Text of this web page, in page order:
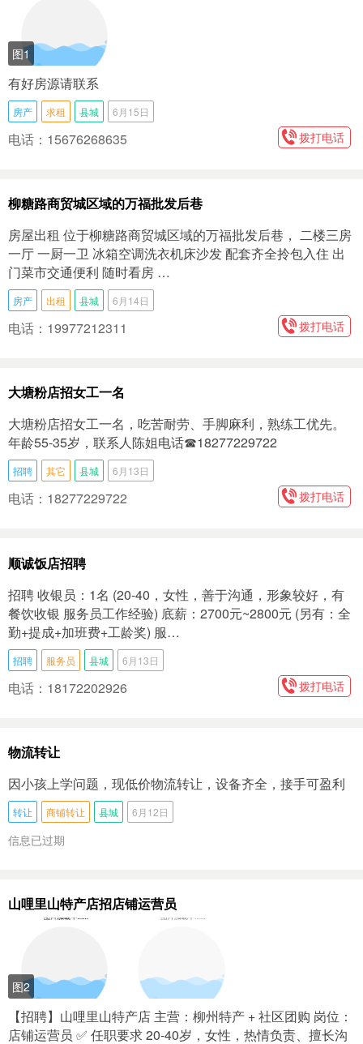
图1
有好房源请联系
房产 求租 县城 6月15日
电话：15676268635 拨打电话
柳糖路商贸城区域的万福批发后巷
房屋出租 位于柳糖路商贸城区域的万福批发后巷， 二楼三房
一厅 一厨一卫 冰箱空调洗衣机床沙发 配套齐全拎包入住 出
门菜市交通便利 随时看房 …
房产 出租 县城 6月14日
电话：19977212311 拨打电话
大塘粉店招女工一名
大塘粉店招女工一名，吃苦耐劳、手脚麻利，熟练工优先。
年龄55-35岁，联系人陈姐电话☎18277229722
招聘 其它 县城 6月13日
电话：18277229722 拨打电话
顺诚饭店招聘
招聘 收银员：1名 (20-40，女性，善于沟通，形象较好，有
餐饮收银 服务员工作经验) 底薪：2700元~2800元 (另有：全
勤+提成+加班费+工龄奖) 服…
招聘 服务员 县城 6月13日
电话：18172202926 拨打电话
物流转让
因小孩上学问题，现低价物流转让，设备齐全，接手可盈利
转让 商铺转让 县城 6月12日
信息已过期
山哩里山特产店招店铺运营员
图2
【招聘】山哩里山特产店 主营：柳州特产 + 社区团购 岗位：
店铺运营员 ✅ 任职要求 20-40岁，女性，热情负责、擅长沟